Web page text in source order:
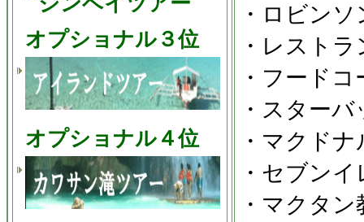
オプショナル３位
オプショナル４位
・ロビン
・レストラ
・フード
・スター
・マクド
・セブン
・マクタン